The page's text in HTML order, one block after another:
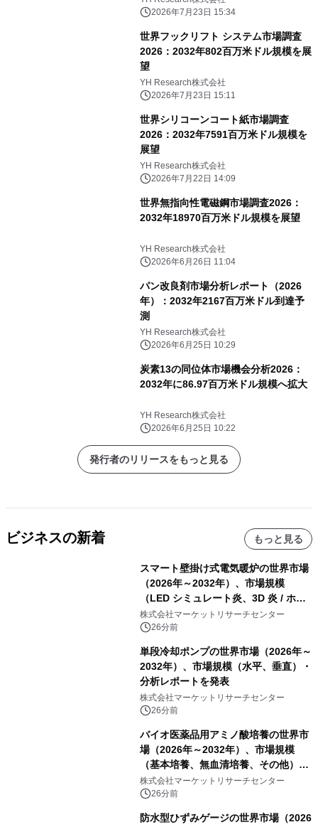
2026年7月23日 15:34
世界フックリフト システム市場調査
2026：2032年802百万米ドル規模を展
望
YH Research株式会社
2026年7月23日 15:11
世界シリコーンコート紙市場調査
2026：2032年7591百万米ドル規模を
展望
YH Research株式会社
2026年7月22日 14:09
世界無指向性電磁鋼市場調査2026：
2032年18970百万米ドル規模を展望
YH Research株式会社
2026年6月26日 11:04
パン改良剤市場分析レポート（2026
年）：2032年2167百万米ドル到達予
測
YH Research株式会社
2026年6月25日 10:29
炭素13の同位体市場機会分析2026：
2032年に86.97百万米ドル規模へ拡大
YH Research株式会社
2026年6月25日 10:22
発行者のリリースをもっと見る
ビジネスの新着 もっと見る
スマート壁掛け式電気暖炉の世界市場
（2026年～2032年）、市場規模
（LED シミュレート炎、3D 炎 / ホロ
グラフィック効果、水ミスト炎）・分
析レポートを発表
株式会社マーケットリサーチセンター
26分前
単段冷却ポンプの世界市場（2026年～
2032年）、市場規模（水平、垂直）・
分析レポートを発表
株式会社マーケットリサーチセンター
26分前
バイオ医薬品用アミノ酸培養の世界市
場（2026年～2032年）、市場規模
（基本培養、無血清培養、その他）・
分析レポートを発表
株式会社マーケットリサーチセンター
26分前
防水型ひずみゲージの世界市場（2026